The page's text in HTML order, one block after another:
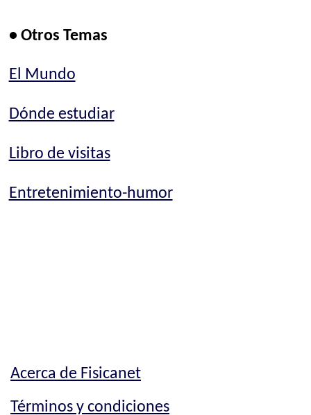
• Otros Temas
El Mundo
Dónde estudiar
Libro de visitas
Entretenimiento-humor
Acerca de Fisicanet
Términos y condiciones